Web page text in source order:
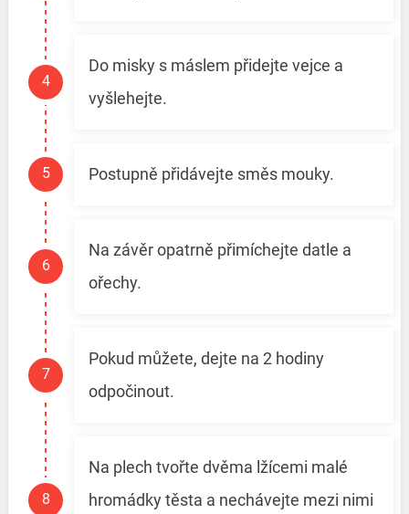
Do misky s máslem přidejte vejce a
vyšlehejte.
Postupně přidávejte směs mouky.
Na závěr opatrně přimíchejte datle a
ořechy.
Pokud můžete, dejte na 2 hodiny
odpočinout.
Na plech tvořte dvěma lžícemi malé
hromádky těsta a nechávejte mezi nimi